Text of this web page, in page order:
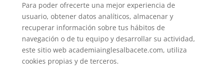
Para poder ofrecerte una mejor experiencia de
usuario, obtener datos analíticos, almacenar y
recuperar información sobre tus hábitos de
navegación o de tu equipo y desarrollar su actividad,
este sitio web academiainglesalbacete.com, utiliza
cookies propias y de terceros.